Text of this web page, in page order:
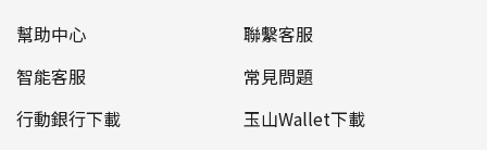
幫助中心
聯繫客服
智能客服
常見問題
行動銀行下載
玉山Wallet下載